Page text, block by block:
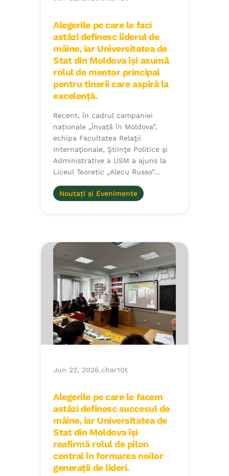
Alegerile pe care le faci
astăzi definesc liderul de
mâine, iar Universitatea de
Stat din Moldova își asumă
rolul de mentor principal
pentru tinerii care aspiră la
excelență.
Recent, în cadrul campaniei
naționale „Învață în Moldova”,
echipa Facultatea Relaţii
Internaţionale, Ştiinţe Politice şi
Administrative a USM a ajuns la
Liceul Teoretic „Alecu Russo”…
Noutați și Evenimente
Jun 22, 2026.char10t
Alegerile pe care le facem
astăzi definesc succesul de
mâine, iar Universitatea de
Stat din Moldova își
reafirmă rolul de pilon
central în formarea noilor
generații de lideri.